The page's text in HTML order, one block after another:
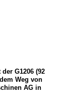
G1206 (92
Weg von
AG in